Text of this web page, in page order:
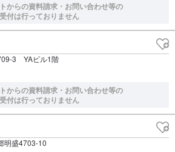
からの資料請求・お問い合わせ等の
受付は行っておりません
3 YAビル1階
からの資料請求・お問い合わせ等の
受付は行っておりません
明盛4703-10